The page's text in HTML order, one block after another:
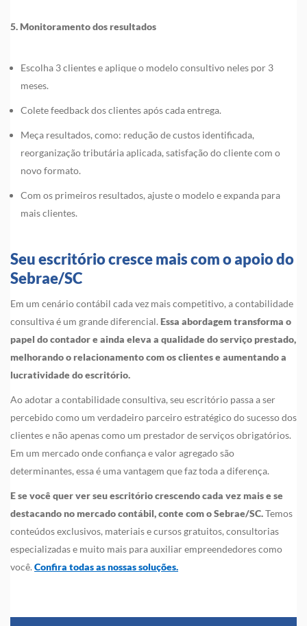
5. Monitoramento dos resultados
Escolha 3 clientes e aplique o modelo consultivo neles por 3
meses.
Colete feedback dos clientes após cada entrega.
Meça resultados, como: redução de custos identificada,
reorganização tributária aplicada, satisfação do cliente com o
novo formato.
Com os primeiros resultados, ajuste o modelo e expanda para
mais clientes.
Seu escritório cresce mais com o apoio do
Sebrae/SC
Em um cenário contábil cada vez mais competitivo, a contabilidade
consultiva é um grande diferencial. Essa abordagem transforma o
papel do contador e ainda eleva a qualidade do serviço prestado,
melhorando o relacionamento com os clientes e aumentando a
lucratividade do escritório.
Ao adotar a contabilidade consultiva, seu escritório passa a ser
percebido como um verdadeiro parceiro estratégico do sucesso dos
clientes e não apenas como um prestador de serviços obrigatórios.
Em um mercado onde confiança e valor agregado são
determinantes, essa é uma vantagem que faz toda a diferença.
E se você quer ver seu escritório crescendo cada vez mais e se
destacando no mercado contábil, conte com o Sebrae/SC.Temos
conteúdos exclusivos, materiais e cursos gratuitos, consultorias
especializadas e muito mais para auxiliar empreendedores como
você. Confira todas as nossas soluções.